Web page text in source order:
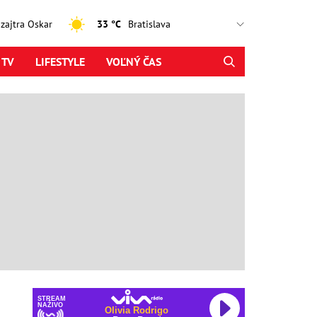
Oskar 33 °C
LIFESTYLE VOĽNÝ ČAS
STREAM
NAŽIVO
Olivia Rodrigo